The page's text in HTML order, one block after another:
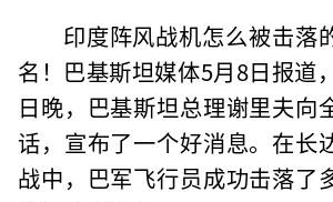
印度阵风战机怎么被击落
名！巴基斯坦媒体5月8日报道
日晚，巴基斯坦总理谢里夫向
话，宣布了一个好消息。在长
战中，巴军飞行员成功击落了